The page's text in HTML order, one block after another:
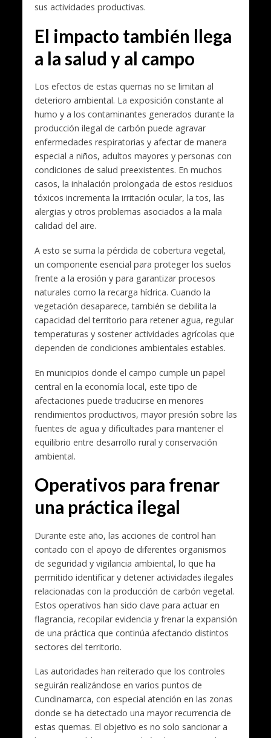
sus actividades productivas.
El impacto también llega
a la salud y al campo
Los efectos de estas quemas no se limitan al
deterioro ambiental. La exposición constante al
humo y a los contaminantes generados durante la
producción ilegal de carbón puede agravar
enfermedades respiratorias y afectar de manera
especial a niños, adultos mayores y personas con
condiciones de salud preexistentes. En muchos
casos, la inhalación prolongada de estos residuos
tóxicos incrementa la irritación ocular, la tos, las
alergias y otros problemas asociados a la mala
calidad del aire.
A esto se suma la pérdida de cobertura vegetal,
un componente esencial para proteger los suelos
frente a la erosión y para garantizar procesos
naturales como la recarga hídrica. Cuando la
vegetación desaparece, también se debilita la
capacidad del territorio para retener agua, regular
temperaturas y sostener actividades agrícolas que
dependen de condiciones ambientales estables.
En municipios donde el campo cumple un papel
central en la economía local, este tipo de
afectaciones puede traducirse en menores
rendimientos productivos, mayor presión sobre las
fuentes de agua y dificultades para mantener el
equilibrio entre desarrollo rural y conservación
ambiental.
Operativos para frenar
una práctica ilegal
Durante este año, las acciones de control han
contado con el apoyo de diferentes organismos
de seguridad y vigilancia ambiental, lo que ha
permitido identificar y detener actividades ilegales
relacionadas con la producción de carbón vegetal.
Estos operativos han sido clave para actuar en
flagrancia, recopilar evidencia y frenar la expansión
de una práctica que continúa afectando distintos
sectores del territorio.
Las autoridades han reiterado que los controles
seguirán realizándose en varios puntos de
Cundinamarca, con especial atención en las zonas
donde se ha detectado una mayor recurrencia de
estas quemas. El objetivo es no solo sancionar a